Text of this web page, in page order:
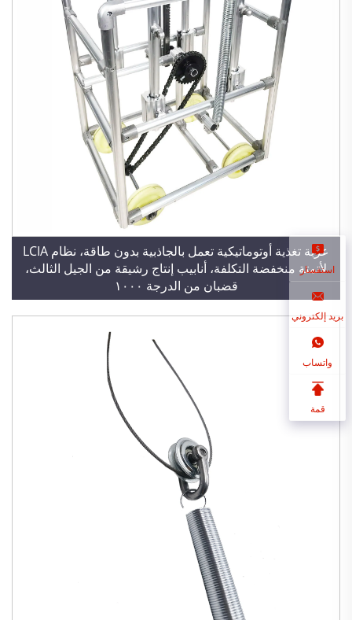
عربة تغذية أوتوماتيكية تعمل بالجاذبية بدون طاقة، نظام LCIA
لأتمتة منخفضة التكلفة، أنابيب إنتاج رشيقة من الجيل الثالث،
قضبان من الدرجة ١٠٠٠
استفسار
بريد إلكتروني
واتساب
قمة